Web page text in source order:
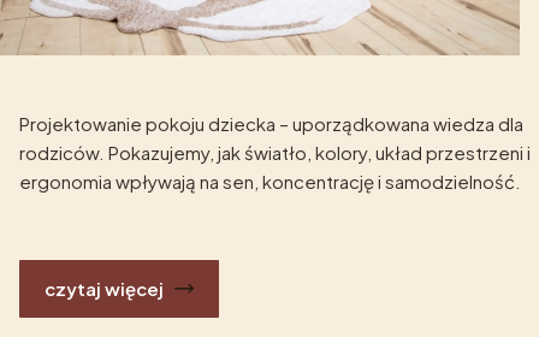
Projektowanie pokoju dziecka – uporządkowana wiedza dla
rodziców. Pokazujemy, jak światło, kolory, układ przestrzeni i
ergonomia wpływają na sen, koncentrację i samodzielność.
czytaj więcej